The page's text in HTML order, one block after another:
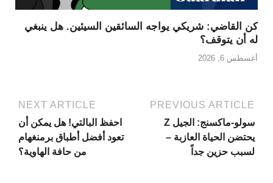
كن القاضي: شريكي يواجه السائقين السيئين. هل ينبغي
له أن يتوقف؟
أغسطس 6, 2026
PREVIOUS ARTICLE
سولو-ماكسنج: الجيل Z
يحتضن الحياة العازبة –
لسبب حزين جداً
NEXT ARTICLE
احفظ البالتي! هل يمكن أن
تعود أفضل أطباق برمنغهام
من حافة الهاوية؟